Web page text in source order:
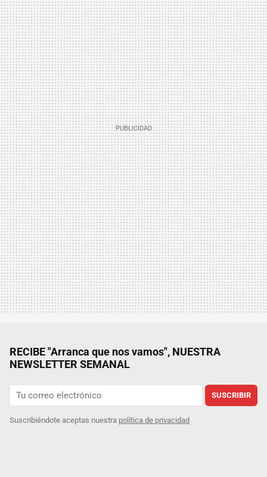
RECIBE "Arranca que nos vamos", NUESTRA
NEWSLETTER SEMANAL
SUSCRIBIR
Suscribiéndote aceptas nuestra política de privacidad